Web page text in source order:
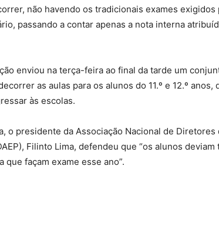
não havendo os tradicionais exames exigidos
passando a contar apenas a nota interna
enviou na terça-feira ao final da tarde um
as aulas para os alunos do 11.º e 12.º anos,
às escolas.
o presidente da Associação Nacional de
Filinto Lima, defendeu que “os alunos
que façam exame esse ano”.